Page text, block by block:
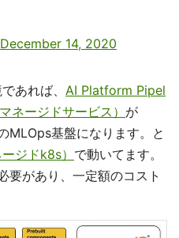
December 14, 2020
あれば、 AI Platform Pipel
ージドサービス） が
MLOps基盤になります。と
ジドk8s） で動いてます。
要があり、一定額のコスト